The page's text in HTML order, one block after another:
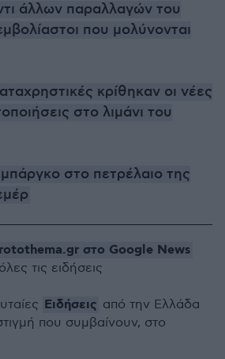
άλλων παραλλαγών του
που μολύνονται
κρίθηκαν οι νέες
στο λιμάνι του
στο πετρέλαιο της
στο Google News
τις ειδήσεις
Ειδήσεις από την Ελλάδα
που συμβαίνουν, στο